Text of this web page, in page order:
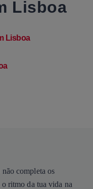
Lisboa
Lisboa
não completa os
ritmo da tua vida na